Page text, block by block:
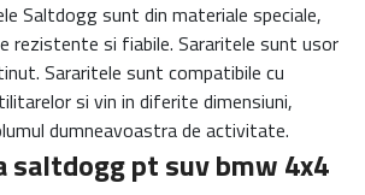
Saltdogg sunt din materiale speciale,
rezistente si fiabile. Sararitele sunt usor
Sararitele sunt compatibile cu
si vin in diferite dimensiuni,
dumneavoastra de activitate.
saltdogg pt suv bmw 4x4